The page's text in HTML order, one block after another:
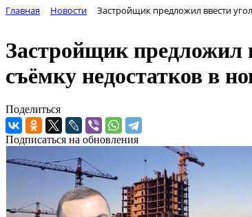
Главная Новости Застройщик предложил ввести
Застройщик предложил
съёмку недостатков в
Поделиться
Подписаться на обновления